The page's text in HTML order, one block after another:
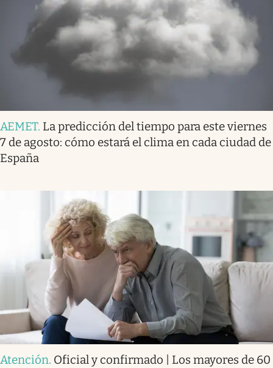
AEMET. La predicción del tiempo para este viernes
7 de agosto: cómo estará el clima en cada ciudad de
España
Atención. Oficial y confirmado | Los mayores de 60